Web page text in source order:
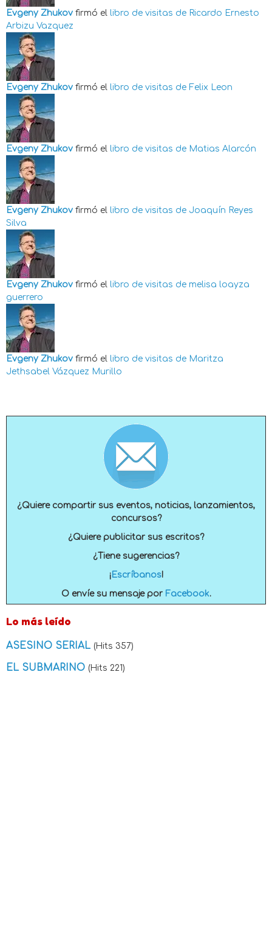
Evgeny Zhukov firmó el libro de visitas de Ricardo Ernesto
Arbizu Vazquez
Evgeny Zhukov firmó el libro de visitas de Felix Leon
Evgeny Zhukov firmó el libro de visitas de Matias Alarcón
Evgeny Zhukov firmó el libro de visitas de Joaquín Reyes
Silva
Evgeny Zhukov firmó el libro de visitas de melisa loayza
guerrero
Evgeny Zhukov firmó el libro de visitas de Maritza
Jethsabel Vázquez Murillo
¿Quiere compartir sus eventos, noticias, lanzamientos,
concursos?
¿Quiere publicitar sus escritos?
¿Tiene sugerencias?
¡ Escríbanos!
O envíe su mensaje por Facebook.
Lo más leído
ASESINO SERIAL (Hits 357)
EL SUBMARINO (Hits 221)